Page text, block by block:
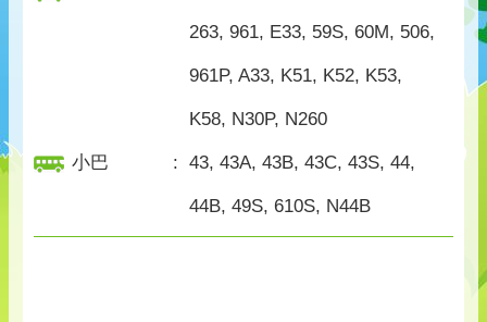
263, 961, E33, 59S, 60M, 506,
961P, A33, K51, K52, K53,
K58, N30P, N260
小巴 : 43, 43A, 43B, 43C, 43S, 44,
44B, 49S, 610S, N44B